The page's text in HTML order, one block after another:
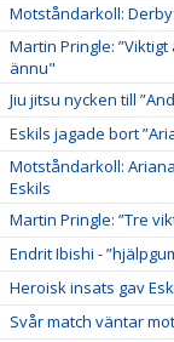
Motståndarkoll:
Martin Pringle:
ännu"
Jiu jitsu nycken till
Eskils jagade bort
Motståndarkoll:
Eskils
Martin Pringle: ”Tre
Endrit Ibishi -
Heroisk insats gav
Svår match väntar